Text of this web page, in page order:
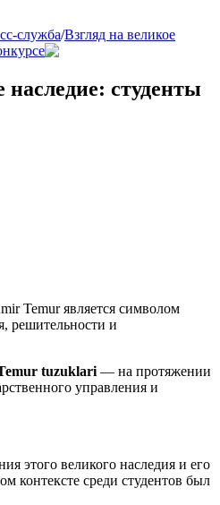
служба/Взгляд на великое
наследие: студенты
Temur является символом
решительности и
tuzuklari — на протяжении
управления и
этого великого наследия и его
контексте среди студентов был